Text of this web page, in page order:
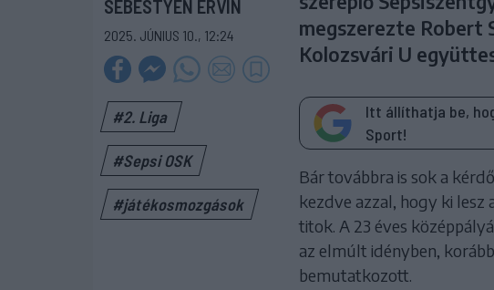
SEBESTYÉN ERVIN
2025. JÚNIUS 10., 12:24
#2. Liga
#Sepsi OSK
#játékosmozgások
megszerezte Robert
Kolozsvári U
Itt állíthatja be,
Sport!
Bár továbbra is sok a
kezdve azzal, hogy ki lesz
titok. A 23 éves
az elmúlt idényben,
bemutatkozott.